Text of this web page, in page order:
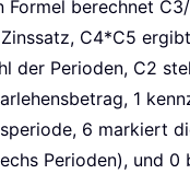
Formel berechnet
C4*C5
der Perioden, C2
1
6 markiert
Perioden), und 0